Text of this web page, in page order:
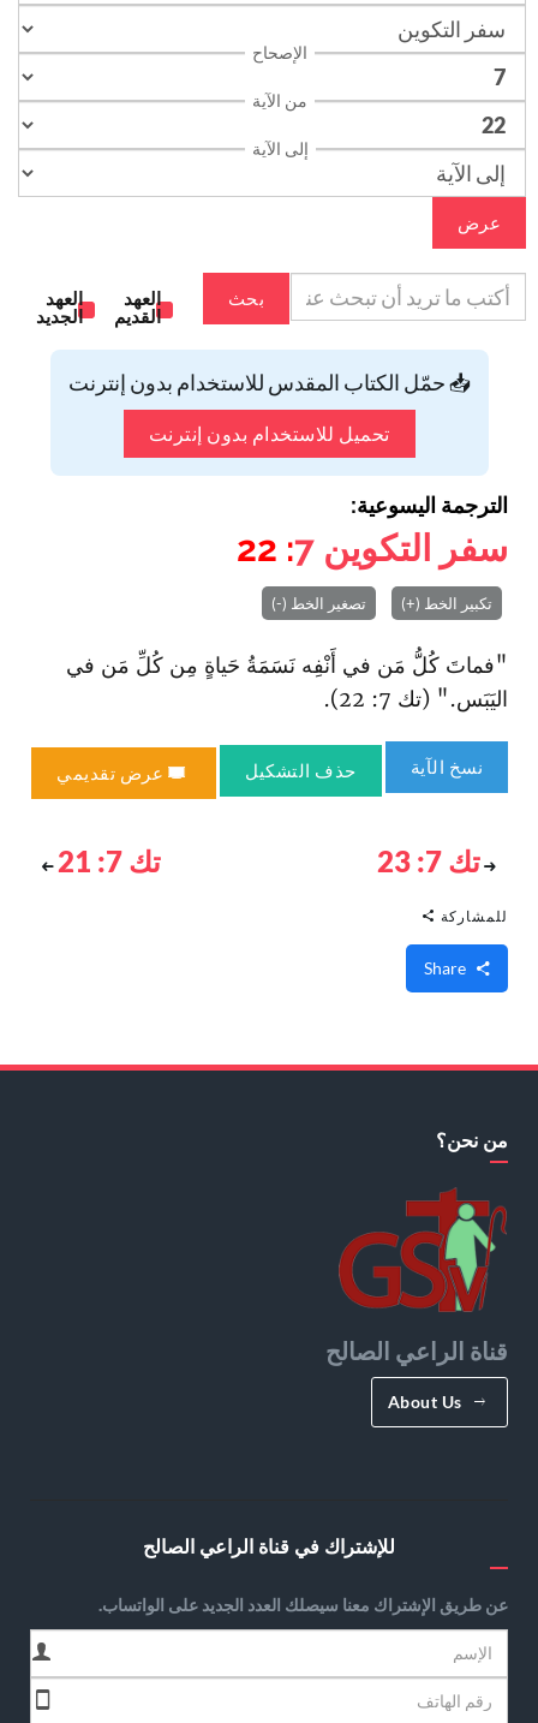
الإصحاح
من الآية
إلى الآية
عرض
بحث
العهد
القديم
العهد
الجديد
📥 حمّل الكتاب المقدس للاستخدام بدون إنترنت
تحميل للاستخدام بدون إنترنت
الترجمة اليسوعية:
سفر التكوين 7
: 22
تكبير الخط (+) تصغير الخط (-)
"فماتَ كُلُّ مَن في أَنْفِه نَسَمَةُ حَياةٍ مِن كُلِّ مَن في
اليَبَس." (تك 7: 22).
نسخ الآية حذف التشكيل عرض تقديمي
تك 7: 23 تك 7: 21
للمشاركة
من نحن؟
قناة الراعي الصالح
About Us
للإشتراك في قناة الراعي الصالح
عن طريق الإشتراك معنا سيصلك العدد الجديد على الواتساب.